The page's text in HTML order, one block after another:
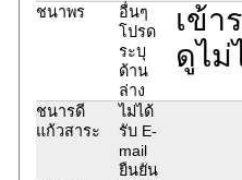
ชนาพร
อื่นๆ
โปรด
ระบุ
ด้าน
ล่าง
เข้า
ดูไม่
ชนารดี
แก้วสาระ
ไม่ได้
รับ E-
mail
ยืนยัน